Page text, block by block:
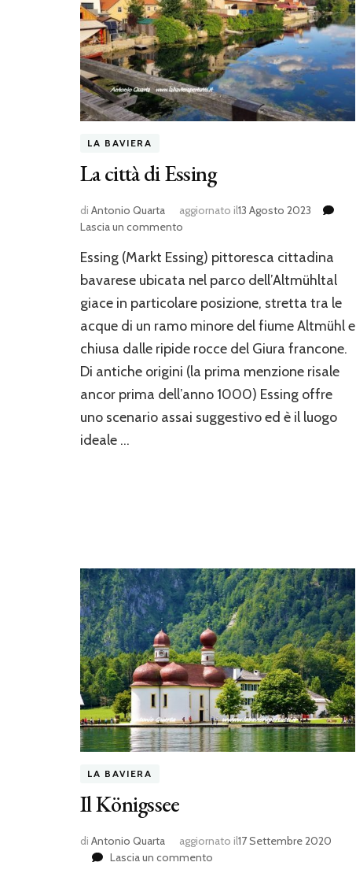
LA BAVIERA
La città di Essing
di Antonio Quarta aggiornato il13 Agosto 2023
Lascia un commento
città
di
Essing
Essing (Markt Essing) pittoresca cittadina
bavarese ubicata nel parco dell’Altmühltal
giace in particolare posizione, stretta tra le
acque di un ramo minore del fiume Altmühl e
chiusa dalle ripide rocce del Giura francone.
Di antiche origini (la prima menzione risale
ancor prima dell’anno 1000) Essing offre
uno scenario assai suggestivo ed è il luogo
ideale …
LA BAVIERA
Il Königssee
di Antonio Quarta aggiornato il17 Settembre 2020
Lascia un commento